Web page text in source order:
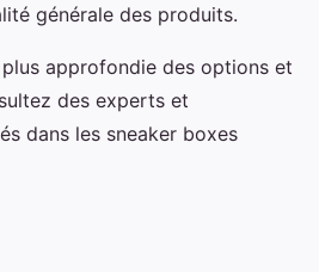
générale des produits.
approfondie des options et
des experts et
dans les sneaker boxes